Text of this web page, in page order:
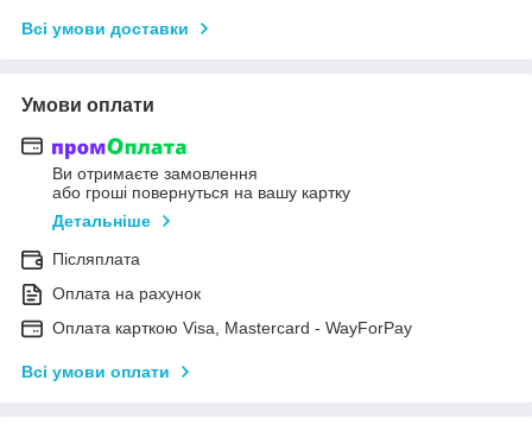
Всі умови доставки
Умови оплати
Ви отримаєте замовлення
або гроші повернуться на вашу картку
Детальніше
Післяплата
Оплата на рахунок
Оплата карткою Visa, Mastercard - WayForPay
Всі умови оплати